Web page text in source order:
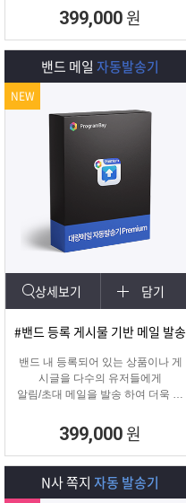
399,000 원
밴드 메일 자동발송기
상세보기 담기
#밴드 등록 게시물 기반 메일 발송
밴드 내 등록되어 있는 상품이나 게
시글을 다수의 유저들에게
알림/초대 메일을 발송 하여 더욱 효
프로그램입니다.
399,000 원
NEW
N사 쪽지 자동 발송기